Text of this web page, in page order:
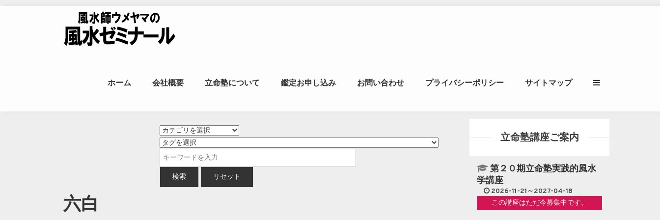
風水師ウメヤマの風水ゼミナール｜風水学・四柱推
ホーム 会社概要 立命塾について 鑑定お申し込み お問い合わせ プライバシーポリシー サイトマップ
六白
立命塾講座ご案内
第２０期立命塾実践的風水
学講座
2026-11-21～2027-04-18
この講座はただ今募集中です。